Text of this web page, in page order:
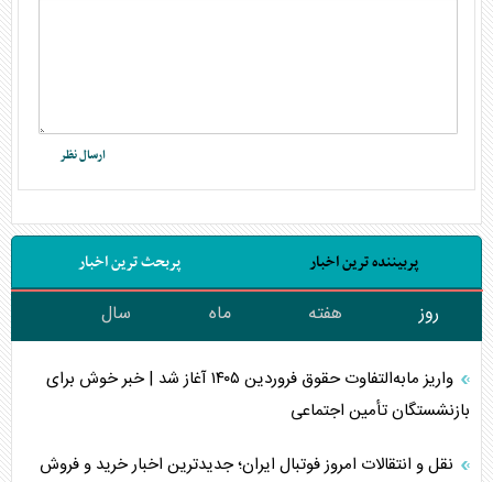
پربیننده ترین اخبار پربحث ترین اخبار
روز هفته ماه سال
واریز مابه‌التفاوت حقوق فروردین ۱۴۰۵ آغاز شد | خبر خوش برای
بازنشستگان تأمین اجتماعی
نقل و انتقالات امروز فوتبال ایران؛ جدیدترین اخبار خرید و فروش